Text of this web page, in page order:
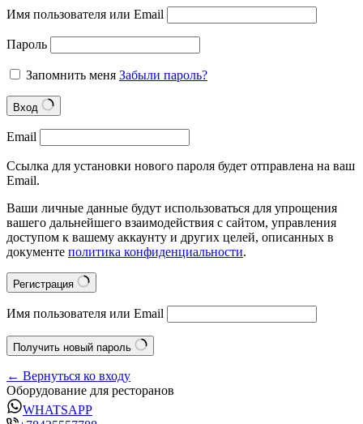
Имя пользователя или Email
Пароль
Запомнить меня Забыли пароль?
Вход
Email
Ссылка для установки нового пароля будет отправлена на ваш
Email.
Ваши личные данные будут использоваться для упрощения
вашего дальнейшего взаимодействия с сайтом, управления
доступом к вашему аккаунту и других целей, описанных в
документе политика конфиденциальности.
Регистрация
Имя пользователя или Email
Получить новый пароль
← Вернуться ко входу
Оборудование для ресторанов
WHATSAPP